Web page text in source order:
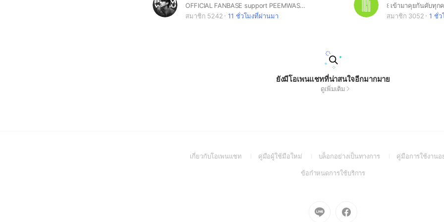
OFFICIAL FANBASE support PEEMWASU BUS ੯‧̀͡u\🐾 🏀🦮
สมาชิก 5242
11 ชั่วโมงที่ผ่านมา
สมาชิก 3052
1 ชั่ว
ยังมีโอเพนแชทที่น่าสนใจอีกมากมาย
ดูเพิ่มเติม
เกี่ยวกับโอเพนแชท
(Openคู่มือผู้ใช้มือใหม่
(Open
a
บล็อกอย่างเป็นทางการ
(Openคู่มือการใช้งานอ
ข้อกำหนดการใช้บริการ(Open
Go
to
Go
to